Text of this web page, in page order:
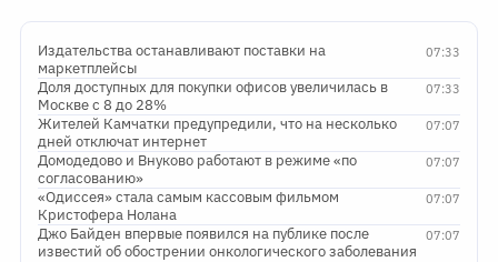
07:33
Издательства останавливают поставки на
маркетплейсы
07:33
Доля доступных для покупки офисов увеличилась в
Москве с 8 до 28%
07:07
Жителей Камчатки предупредили, что на несколько
дней отключат интернет
07:07
Домодедово и Внуково работают в режиме «по
согласованию»
07:07
«Одиссея» стала самым кассовым фильмом
Кристофера Нолана
07:07
Джо Байден впервые появился на публике после
известий об обострении онкологического заболевания